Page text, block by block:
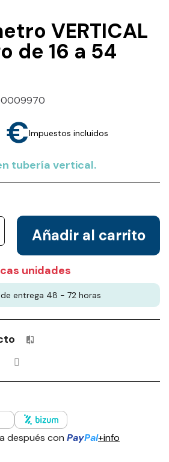
VERTICAL
de 16 a 54
€Impuestos incluidos
tubería vertical.
Añadir al carrito
unidades
entrega 48 - 72 horas
Productos incluidos en tu lista
después con PayPal+info